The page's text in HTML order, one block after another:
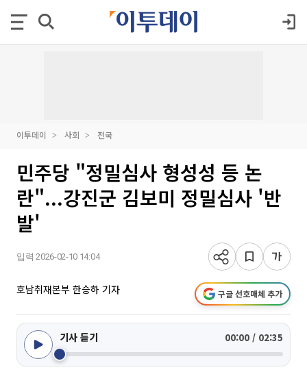
이투데이 사회 전국
민주당 "정밀심사 형성성 등 논
란"...강진군 김보미 정밀심사 '반
발'
입력 2026-02-10 14:04
호남취재본부 한승하 기자 구글 선호매체 추가
기사 듣기 00:00 / 02:35